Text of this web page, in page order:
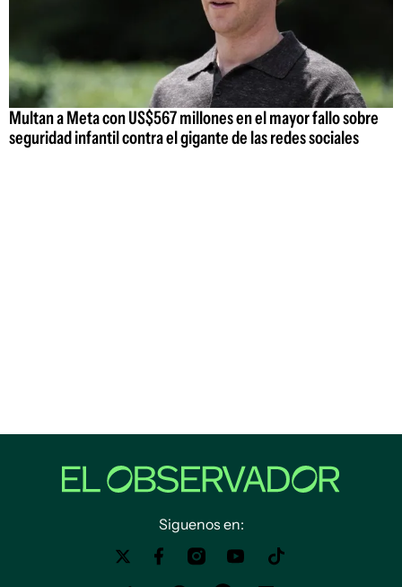
Multan a Meta con US$567 millones en el mayor fallo sobre
seguridad infantil contra el gigante de las redes sociales
Siguenos en: